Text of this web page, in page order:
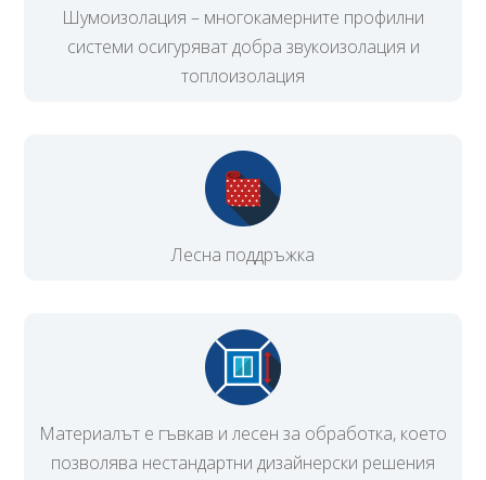
Шумоизолация – многокамерните профилни
системи осигуряват добра звукоизолация и
топлоизолация
Лесна поддръжка
Материалът е гъвкав и лесен за обработка, което
позволява нестандартни дизайнерски решения